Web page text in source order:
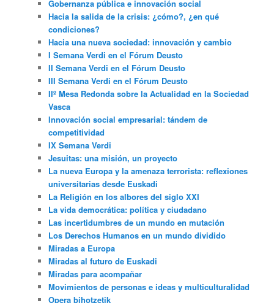
Gobernanza pública e innovación social
Hacia la salida de la crisis: ¿cómo?, ¿en qué
condiciones?
Hacia una nueva sociedad: innovación y cambio
I Semana Verdi en el Fórum Deusto
II Semana Verdi en el Fórum Deusto
III Semana Verdi en el Fórum Deusto
IIº Mesa Redonda sobre la Actualidad en la Sociedad
Vasca
Innovación social empresarial: tándem de
competitividad
IX Semana Verdi
Jesuitas: una misión, un proyecto
La nueva Europa y la amenaza terrorista: reflexiones
universitarias desde Euskadi
La Religión en los albores del siglo XXI
La vida democrática: política y ciudadano
Las incertidumbres de un mundo en mutación
Los Derechos Humanos en un mundo dividido
Miradas a Europa
Miradas al futuro de Euskadi
Miradas para acompañar
Movimientos de personas e ideas y multiculturalidad
Opera bihotzetik